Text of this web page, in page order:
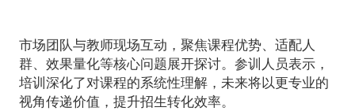
市场团队与教师现场互动，聚焦课程优势、适配人
群、效果量化等核心问题展开探讨。参训人员表示，
培训深化了对课程的系统性理解，未来将以更专业的
视角传递价值，提升招生转化效率。